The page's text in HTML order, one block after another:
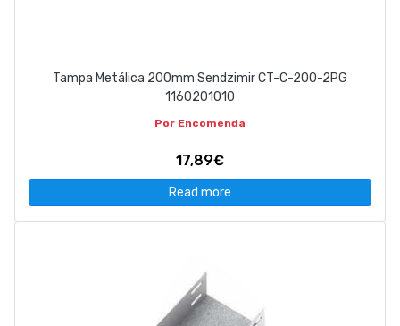
Tampa Metálica 200mm Sendzimir CT-C-200-2PG
1160201010
Por Encomenda
17,89€
Read more